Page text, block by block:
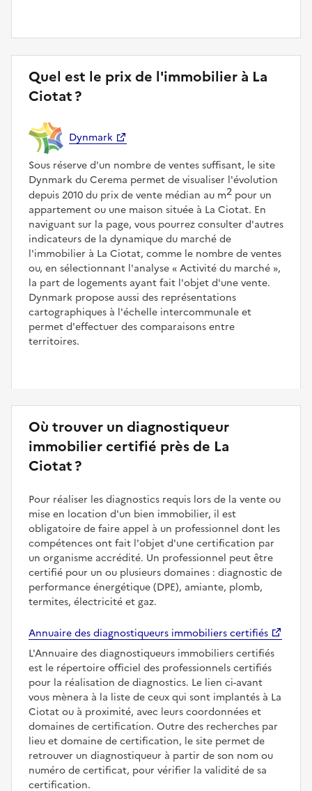
Quel est le prix de l'immobilier à La
Ciotat ?
Dynmark
Sous réserve d'un nombre de ventes suffisant, le site
Dynmark du Cerema permet de visualiser l'évolution
depuis 2010 du prix de vente médian au m2 pour un
appartement ou une maison située à La Ciotat. En
naviguant sur la page, vous pourrez consulter d'autres
indicateurs de la dynamique du marché de
l'immobilier à La Ciotat, comme le nombre de ventes
ou, en sélectionnant l'analyse
Activité du marché ,
la part de logements ayant fait l'objet d'une vente.
Dynmark propose aussi des représentations
cartographiques à l'échelle intercommunale et
permet d'effectuer des comparaisons entre
territoires.
Où trouver un diagnostiqueur
immobilier certifié près de La
Ciotat ?
Pour réaliser les diagnostics requis lors de la vente ou
mise en location d'un bien immobilier, il est
obligatoire de faire appel à un professionnel dont les
compétences ont fait l'objet d'une certification par
un organisme accrédité. Un professionnel peut être
certifié pour un ou plusieurs domaines : diagnostic de
performance énergétique (DPE), amiante, plomb,
termites, électricité et gaz.
Annuaire des diagnostiqueurs immobiliers certifiés
L'Annuaire des diagnostiqueurs immobiliers certifiés
est le répertoire officiel des professionnels certifiés
pour la réalisation de diagnostics. Le lien ci-avant
vous mènera à la liste de ceux qui sont implantés à La
Ciotat ou à proximité, avec leurs coordonnées et
domaines de certification. Outre des recherches par
lieu et domaine de certification, le site permet de
retrouver un diagnostiqueur à partir de son nom ou
numéro de certificat, pour vérifier la validité de sa
certification.